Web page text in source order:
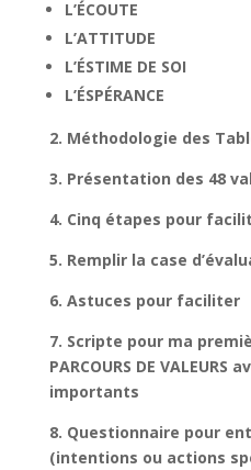
L’ÉCOUTE
L’ATTITUDE
L’ÉSTIME DE SOI
L’ÉSPÉRANCE
2. Méthodologie des
3. Présentation des 48
4. Cinq étapes pour
5. Remplir la case
6. Astuces pour faciliter
7. Scripte pour ma
PARCOURS DE VALEURS
importants
8. Questionnaire pour
(intentions ou actions